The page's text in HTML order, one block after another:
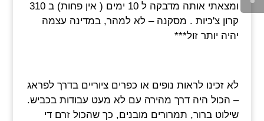
ומצאתי אותה מדבקה ל 10 ימים ( אין פחות) ב 310
קרון צ'כיות . מסקנה – לא למהר, במדינה עצמה
יהיה יותר זול***
לא זכינו לראות נופים או כפרים ציוריים בדרך לפראג
– הכול היה דרך מהירה עם לא מעט עבודות בכביש.
שילוט ברור, תמרורים מובנים, כך שהכול זרם די